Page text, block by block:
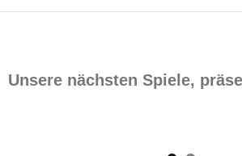
Unsere nächsten Spiele,